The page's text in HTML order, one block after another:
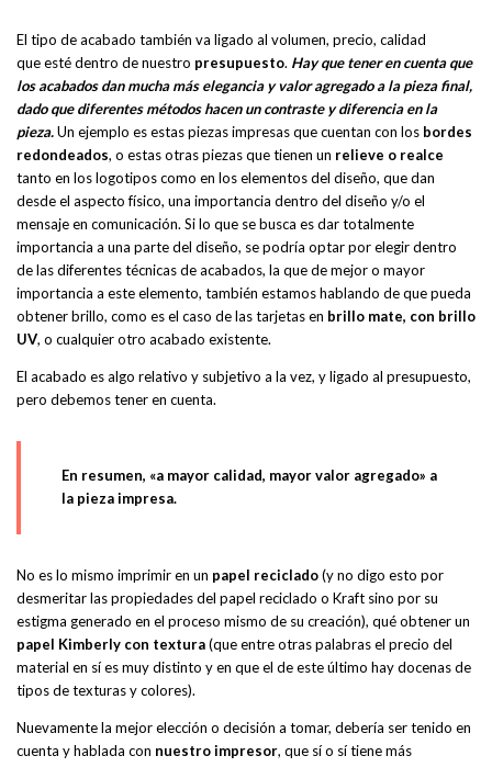
El tipo de acabado también va ligado al volumen, precio, calidad
que esté dentro de nuestro presupuesto. Hay que tener en cuenta que
los acabados dan mucha más elegancia y valor agregado a la pieza final,
dado que diferentes métodos hacen un contraste y diferencia en la
pieza.Un ejemplo es estas piezas impresas que cuentan con los bordes
redondeados, o estas otras piezas que tienen un relieve o realce
tanto en los logotipos como en los elementos del diseño, que dan
desde el aspecto físico, una importancia dentro del diseño y/o el
mensaje en comunicación. Si lo que se busca es dar totalmente
importancia a una parte del diseño, se podría optar por elegir dentro
de las diferentes técnicas de acabados, la que de mejor o mayor
importancia a este elemento, también estamos hablando de que pueda
obtener brillo, como es el caso de las tarjetas en brillo mate, con brillo
UV, o cualquier otro acabado existente.
El acabado es algo relativo y subjetivo a la vez, y ligado al presupuesto,
pero debemos tener en cuenta.
En resumen, «a mayor calidad, mayor valor agregado» a
la pieza impresa.
No es lo mismo imprimir en un papel reciclado(y no digo esto por
desmeritar las propiedades del papel reciclado o Kraft sino por su
estigma generado en el proceso mismo de su creación), qué obtener un
papel Kimberly con textura(que entre otras palabras el precio del
material en sí es muy distinto y en que el de este último hay docenas de
tipos de texturas y colores).
Nuevamente la mejor elección o decisión a tomar, debería ser tenido en
cuenta y hablada con nuestro impresor, que sí o sí tiene más